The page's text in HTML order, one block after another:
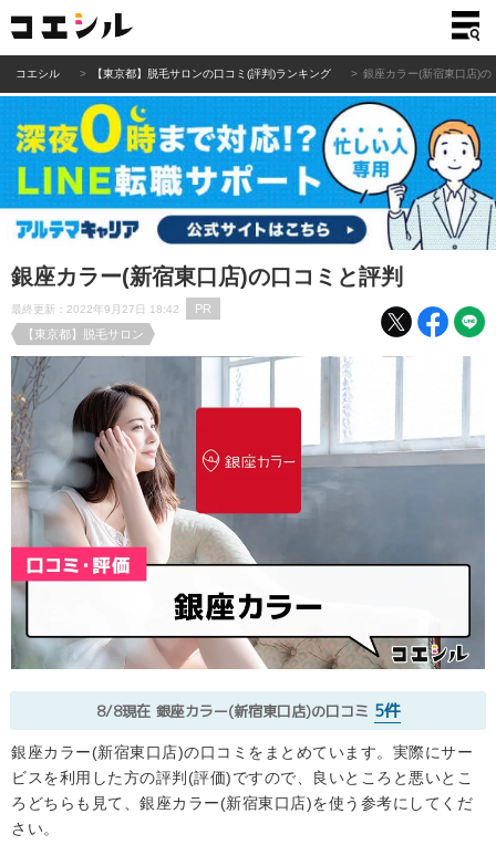
コエシル 【東京都】脱毛サロンの口コミ(評判)ランキング 銀座カラー(新宿東口店)の
銀座カラー(新宿東口店)の口コミと評判
最終更新：2022年9月27日 18:42
PR
【東京都】脱毛サロン
8/8現在 銀座カラー(新宿東口店)の口コミ 5件
銀座カラー(新宿東口店)の口コミをまとめています。実際にサー
ビスを利用した方の評判(評価)ですので、良いところと悪いとこ
ろどちらも見て、銀座カラー(新宿東口店)を使う参考にしてくだ
さい。